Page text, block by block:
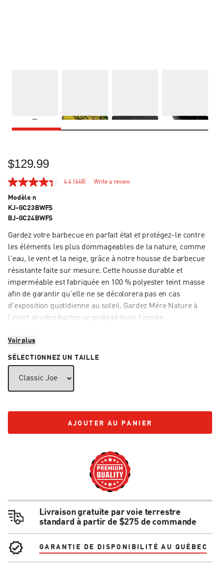
$129.99
4.4 (648) Write a review
Modèle n
KJ-GC23BWFS
BJ-GC24BWFS
Gardez votre barbecue en parfait état et protégez-le contre
les éléments les plus dommageables de la nature, comme
l'eau, le vent et la neige, grâce à notre housse de barbecue
résistante faite sur mesure. Cette housse durable et
imperméable est fabriquée en 100 % polyester teint masse
afin de garantir qu'elle ne se décolorera pas en cas
d'exposition quotidienne au soleil. Gardez Mère Nature à
l'écart et votre barbecue protégé toute l'année.
Voir plus
SÉLECTIONNEZ UN TAILLE
AJOUTER AU PANIER
AJOUTER AU PANIER
Livraison gratuite par voie terrestre
standard à partir de $275 de commande
GARANTIE DE DISPONIBILITÉ AU QUÉBEC